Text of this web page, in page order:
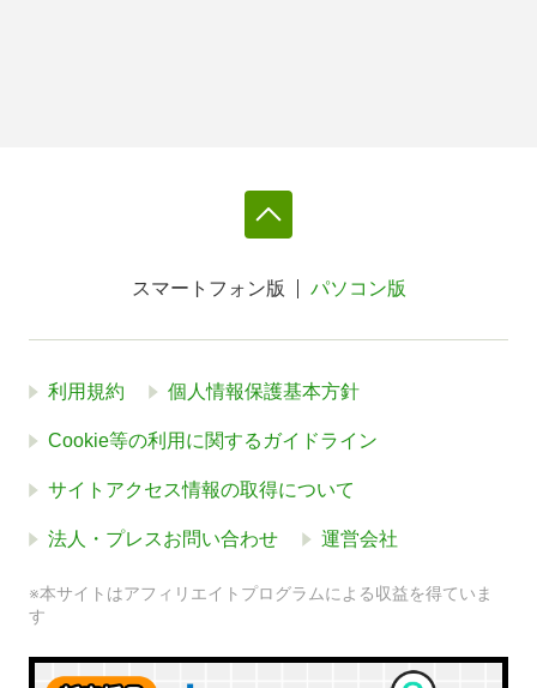
スマートフォン版 パソコン版
利用規約 個人情報保護基本方針
Cookie等の利用に関するガイドライン
サイトアクセス情報の取得について
法人・プレスお問い合わせ 運営会社
※本サイトはアフィリエイトプログラムによる収益を得ていま
す